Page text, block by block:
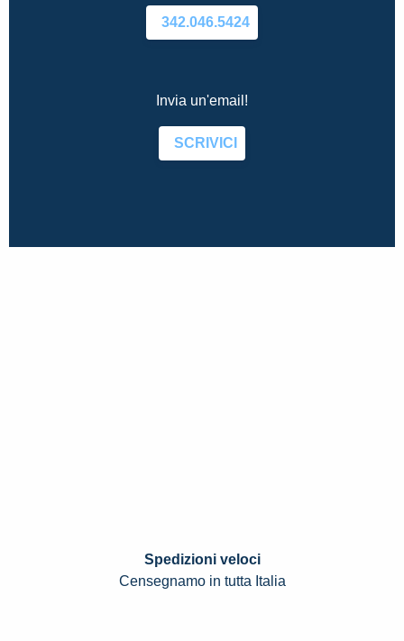
342.046.5424
Invia un'email!
SCRIVICI
Spedizioni veloci
Censegnamo in tutta Italia